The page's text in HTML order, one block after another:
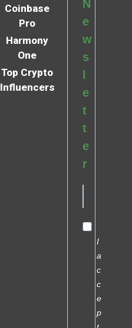
Coinbase
Pro
Harmony
One
Top Crypto
Influencers
N
e
w
s
l
e
t
t
e
r
I
a
c
c
e
p